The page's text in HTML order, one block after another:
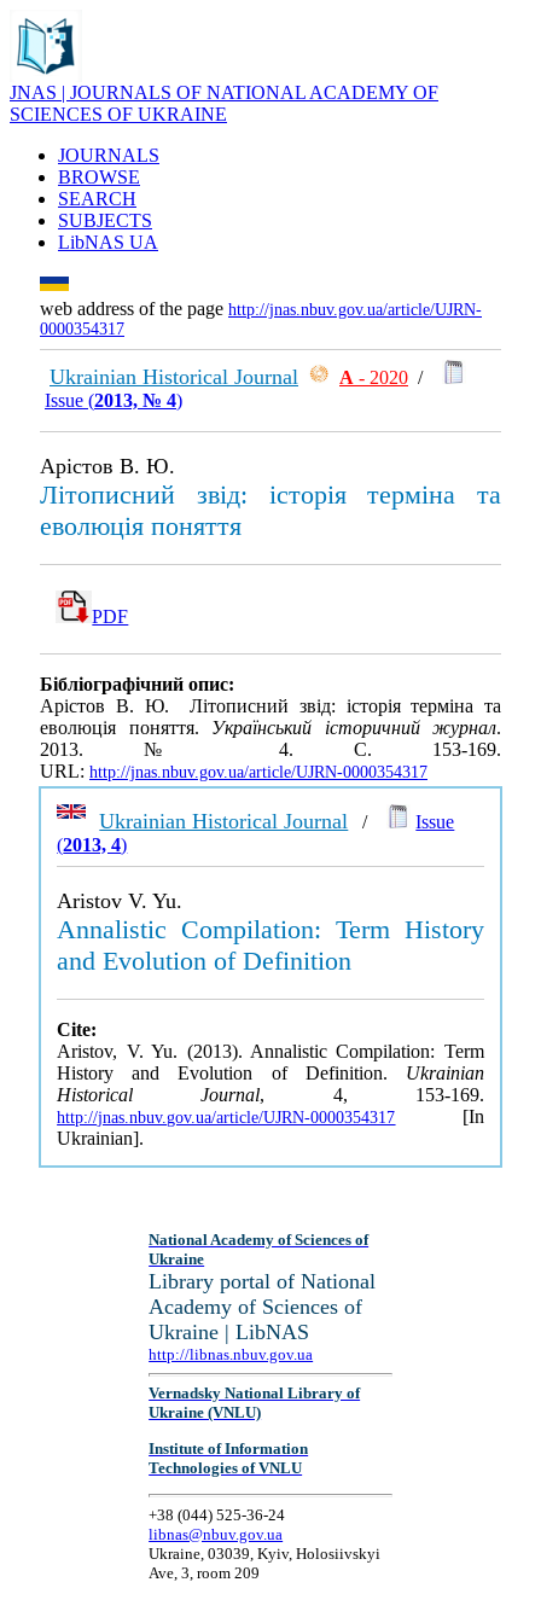
JNAS | JOURNALS OF NATIONAL ACADEMY OF
SCIENCES OF UKRAINE
JOURNALS
BROWSE
SEARCH
SUBJECTS
LibNAS UA
web address of the page http://jnas.nbuv.gov.ua/article/UJRN-
0000354317
Ukrainian Historical Journal А - 2020 /
Issue (2013, № 4)
Арістов В. Ю.
Літописний звід: історія терміна та
еволюція поняття
PDF
Бібліографічний опис:
Арістов В. Ю. Літописний звід: історія терміна та
еволюція поняття. Український історичний журнал.
2013. № 4. С. 153-169.
URL: http://jnas.nbuv.gov.ua/article/UJRN-0000354317
Ukrainian Historical Journal /
Issue
(2013, 4)
Aristov V. Yu.
Annalistic Compilation: Term History
and Evolution of Definition
Cite:
Aristov, V. Yu. (2013). Annalistic Compilation: Term
History and Evolution of Definition. Ukrainian
Historical Journal, 4, 153-169.
http://jnas.nbuv.gov.ua/article/UJRN-0000354317 [In
Ukrainian].
National Academy of Sciences of
Ukraine
Library portal of National
Academy of Sciences of
Ukraine | LibNAS
http://libnas.nbuv.gov.ua
Vernadsky National Library of
Ukraine (VNLU)
Institute of Information
Technologies of VNLU
+38 (044) 525-36-24
libnas@nbuv.gov.ua
Ukraine, 03039, Kyiv, Holosiivskyi
Ave, 3, room 209